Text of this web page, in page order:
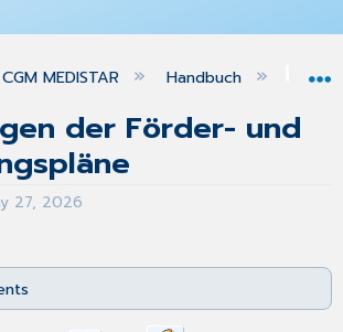
global hierarchy
CGM MEDISTAR Handbuch
der Förder- und
27, 2026